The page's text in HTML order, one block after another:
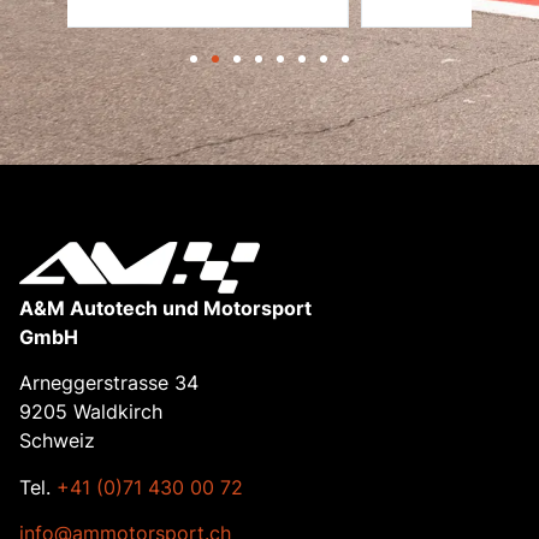
A&M Autotech und Motorsport
GmbH
Arneggerstrasse 34
9205 Waldkirch
Schweiz
Tel. +41 (0)71 430 00 72
info@ammotorsport.ch